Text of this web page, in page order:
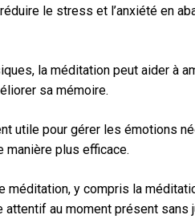
le stress et l’anxiété en
la méditation peut aider à
sa mémoire.
utile pour gérer les émotions
manière plus efficace.
y compris la
au moment présent